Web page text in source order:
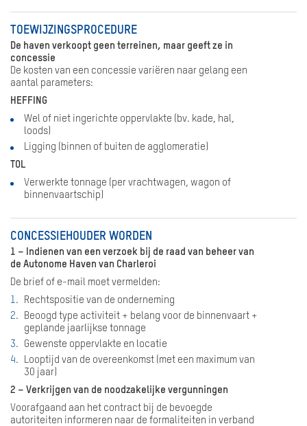
TOEWIJZINGSPROCEDURE
De haven verkoopt geen terreinen, maar geeft ze in
concessie
De kosten van een concessie variëren naar gelang een
aantal parameters:
HEFFING
Wel of niet ingerichte oppervlakte (bv. kade, hal,
loods)
Ligging (binnen of buiten de agglomeratie)
TOL
Verwerkte tonnage (per vrachtwagen, wagon of
binnenvaartschip)
CONCESSIEHOUDER WORDEN
1 – Indienen van een verzoek bij de raad van beheer van
de Autonome Haven van Charleroi
De brief of e-mail moet vermelden:
Rechtspositie van de onderneming
Beoogd type activiteit + belang voor de binnenvaart +
geplande jaarlijkse tonnage
Gewenste oppervlakte en locatie
Looptijd van de overeenkomst (met een maximum van
30 jaar)
2 – Verkrijgen van de noodzakelijke vergunningen
Voorafgaand aan het contract bij de bevoegde
autoriteiten informeren naar de formaliteiten in verband